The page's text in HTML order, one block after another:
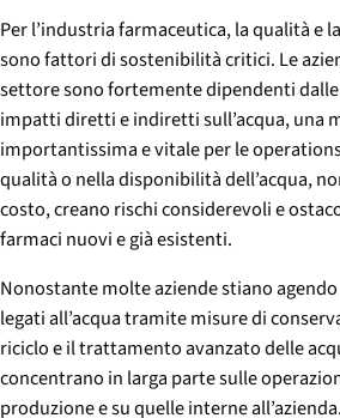
Per l’industria farmaceutica, la qualità e
sono fattori di sostenibilità critici. Le
settore sono fortemente dipendenti
impatti diretti e indiretti sull’acqua, una
importantissima e vitale per le
qualità o nella disponibilità dell’acqua,
costo, creano rischi considerevoli e
farmaci nuovi e già esistenti.
Nonostante molte aziende stiano
legati all’acqua tramite misure di
riciclo e il trattamento avanzato delle
concentrano in larga parte sulle
produzione e su quelle interne